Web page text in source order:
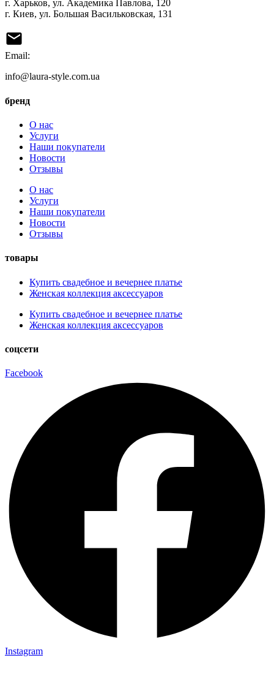
г. Харьков, ул. Академика Павлова, 120
г. Киев, ул. Большая Васильковская, 131
Email:
info@laura-style.com.ua
бренд
О нас
Услуги
Наши покупатели
Новости
Отзывы
О нас
Услуги
Наши покупатели
Новости
Отзывы
товары
Купить свадебное и вечернее платье
Женская коллекция аксессуаров
Купить свадебное и вечернее платье
Женская коллекция аксессуаров
соцсети
Facebook
Instagram